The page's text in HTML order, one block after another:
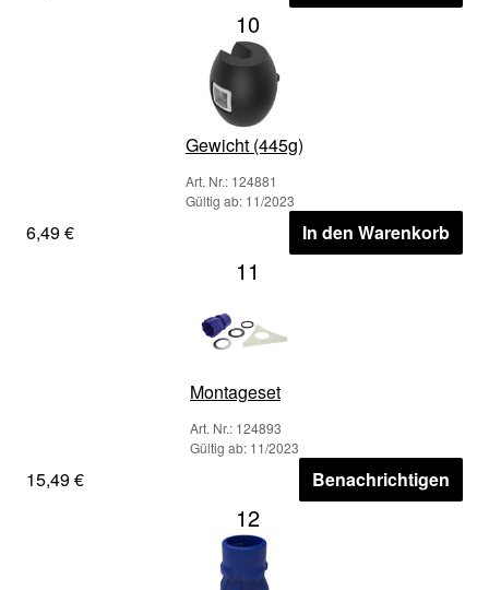
10
Gewicht (445g)
Art. Nr.: 124881
Gültig ab: 11/2023
6,49 € In den Warenkorb
11
Montageset
Art. Nr.: 124893
Gültig ab: 11/2023
15,49 € Benachrichtigen
12